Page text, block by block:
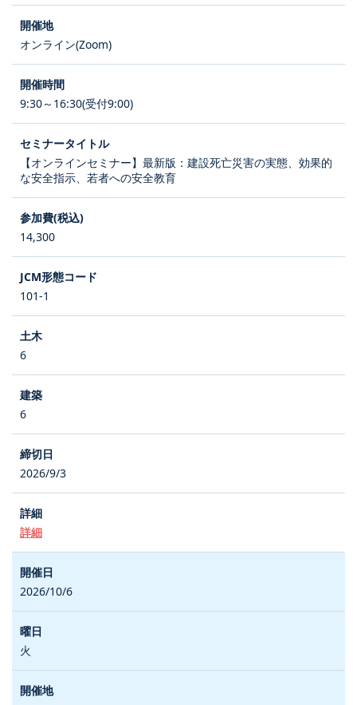
オンライン(Zoom)
9:30～16:30(受付9:00)
【オンラインセミナー】最新版：建設死亡災害の実態、効果的
な安全指示、若者への安全教育
14,300
101-1
6
6
2026/9/3
詳細
2026/10/6
火